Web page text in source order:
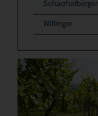
Scharzhofberger
Wiltinger